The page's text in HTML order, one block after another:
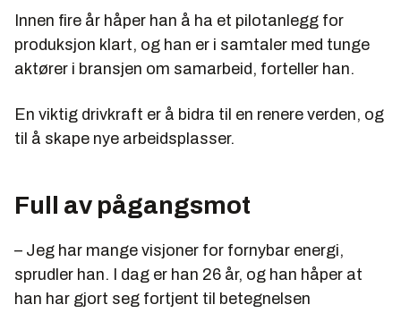
Innen fire år håper han å ha et pilotanlegg for
produksjon klart, og han er i samtaler med tunge
aktører i bransjen om samarbeid, forteller han.
En viktig drivkraft er å bidra til en renere verden, og
til å skape nye arbeidsplasser.
Full av pågangsmot
– Jeg har mange visjoner for fornybar energi,
sprudler han. I dag er han 26 år, og han håper at
han har gjort seg fortjent til betegnelsen